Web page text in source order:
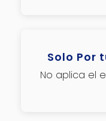
Solo Por
No aplica el